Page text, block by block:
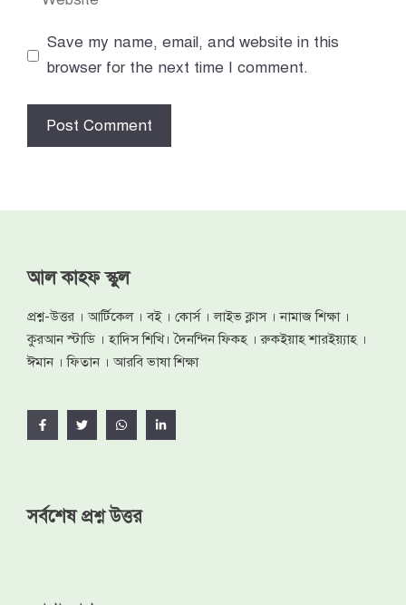
Save my name, email, and website in this
browser for the next time I comment.
আল কাহফ স্কুল
প্রশ্ন-উত্তর । আর্টিকেল । বই । কোর্স । লাইভ ক্লাস । নামাজ শিক্ষা ।
কুরআন স্টাডি । হাদিস শিখি। দৈনন্দিন ফিকহ । রুকইয়াহ শারইয়্যাহ ।
ঈমান । ফিতান । আরবি ভাষা শিক্ষা
সর্বশেষ প্রশ্ন উত্তর